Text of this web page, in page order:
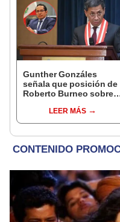
Gunther Gonzáles
señala que posición de
Roberto Burneo sobre
Aliaga no representan al
JNE
LEER MÁS